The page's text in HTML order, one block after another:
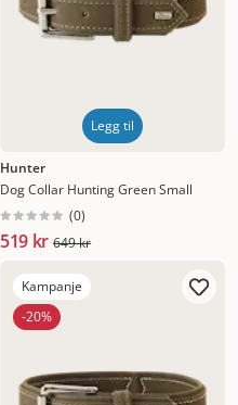
Legg til
Hunter
Dog Collar Hunting Green Small
(0)
519 kr 649 kr
Kampanje
-20%